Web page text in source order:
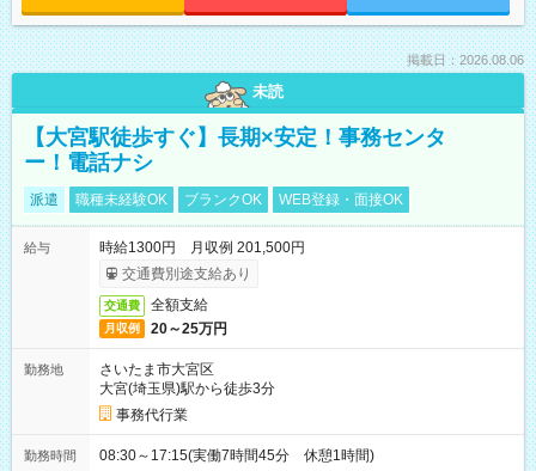
掲載日：2026.08.06
未読
【大宮駅徒歩すぐ】長期×安定！事務センタ
ー！電話ナシ
派遣 職種未経験OK ブランクOK WEB登録・面接OK
給与
時給1300円 月収例 201,500円
交通費別途支給あり
交通費 全額支給
月収例 20～25万円
勤務地
さいたま市大宮区
大宮(埼玉県)駅から徒歩3分
事務代行業
勤務時間 08:30～17:15(実働7時間45分 休憩1時間)